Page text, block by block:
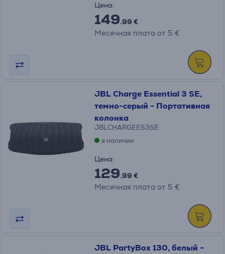
Цена:
149.99 €
Месячная плата от 5 €
JBL Charge Essential 3 SE,
темно-серый - Портативная
колонка
JBLCHARGEES3SE
в наличии
Цена:
129.99 €
Месячная плата от 5 €
JBL PartyBox 130, белый -